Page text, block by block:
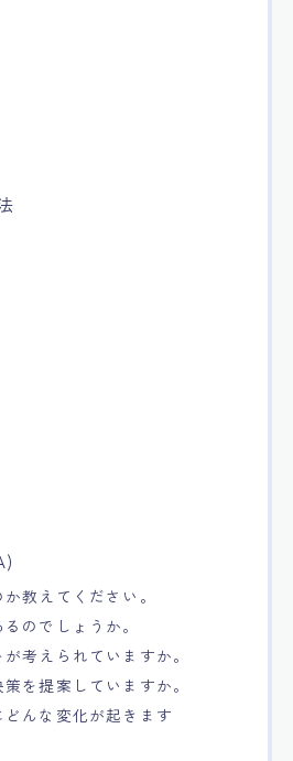
教えてください。
のでしょうか。
考えられていますか。
を提案していますか。
んな変化が起きます